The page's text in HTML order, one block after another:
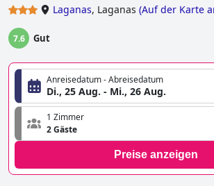
Laganas, Laganas (Auf der Karte
7.6 Gut
Anreisedatum - Abreisedatum
Di., 25 Aug. - Mi., 26 Aug.
1 Zimmer
2 Gäste
Preise anzeigen